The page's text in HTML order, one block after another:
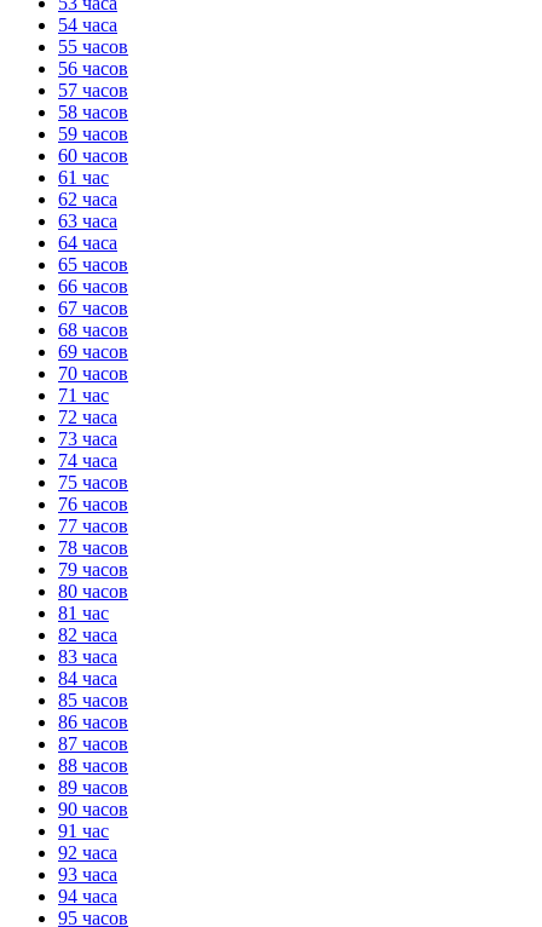
54 часа
55 часов
56 часов
57 часов
58 часов
59 часов
60 часов
61 час
62 часа
63 часа
64 часа
65 часов
66 часов
67 часов
68 часов
69 часов
70 часов
71 час
72 часа
73 часа
74 часа
75 часов
76 часов
77 часов
78 часов
79 часов
80 часов
81 час
82 часа
83 часа
84 часа
85 часов
86 часов
87 часов
88 часов
89 часов
90 часов
91 час
92 часа
93 часа
94 часа
95 часов